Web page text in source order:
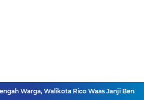
Rico Waas Janji Benahi Jalan hingga